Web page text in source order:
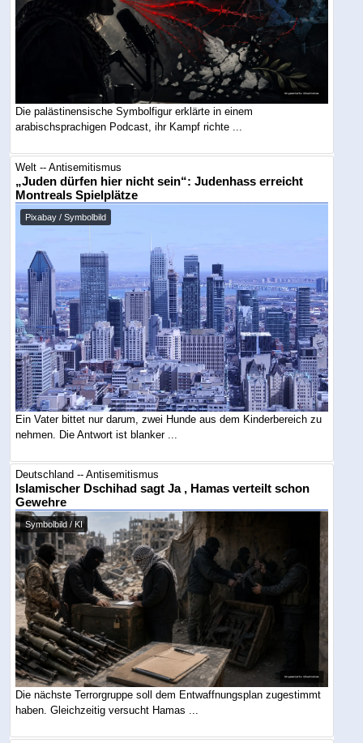
Die palästinensische Symbolfigur erklärte in einem
arabischsprachigen Podcast, ihr Kampf richte ...
Welt -- Antisemitismus
„Juden dürfen hier nicht sein“: Judenhass erreicht
Montreals Spielplätze
Pixabay / Symbolbild
Ein Vater bittet nur darum, zwei Hunde aus dem Kinderbereich zu
nehmen. Die Antwort ist blanker ...
Deutschland -- Antisemitismus
Islamischer Dschihad sagt Ja , Hamas verteilt schon
Gewehre
Symbolbild / KI
Die nächste Terrorgruppe soll dem Entwaffnungsplan zugestimmt
haben. Gleichzeitig versucht Hamas ...